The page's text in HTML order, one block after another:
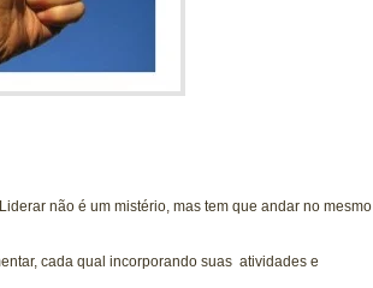
não é um mistério, mas tem que andar no mesmo
cada qual incorporando suas atividades e